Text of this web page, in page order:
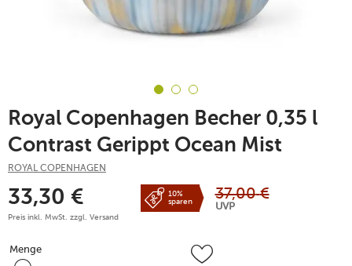
Royal Copenhagen Becher 0,35 l
Contrast Gerippt Ocean Mist
ROYAL COPENHAGEN
33,30 €
Preis inkl. MwSt. zzgl. Versand
10%
sparen
37,00 €
UVP
Menge
Menge